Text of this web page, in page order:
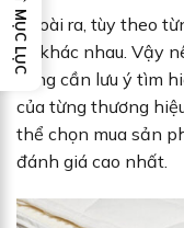
Ngoài ra, tùy theo
sẽ khác nhau. Vậy
cũng cần lưu ý tìm
của từng thương
thể chọn mua sản
đánh giá cao nhất.
MỤC LỤC